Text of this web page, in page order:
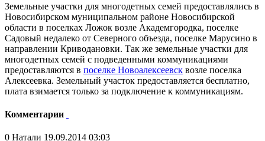
Земельные участки для многодетных семей предоставлялись в
Новосибирском муниципальном районе Новосибирской
области в поселках Ложок возле Академгородка, поселке
Садовый недалеко от Северного объезда, поселке Марусино в
направлении Криводановки. Так же земельные участки для
многодетных семей с подведенными коммуникациями
предоставляются в поселке Новоалексеевск возле поселка
Алексеевка. Земельный участок предоставляется бесплатно,
плата взимается только за подключение к коммуникациям.
Комментарии
0 Натали 19.09.2014 03:03